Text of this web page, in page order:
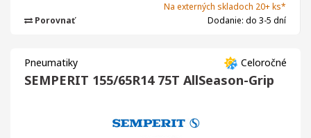
Na externých skladoch 20+ ks*
Dodanie: do 3-5 dní
Porovnať
Celoročné
Pneumatiky
SEMPERIT 155/65R14 75T AllSeason-Grip